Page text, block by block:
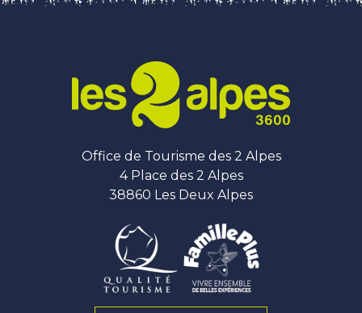
Office de Tourisme des 2 Alpes
4 Place des 2 Alpes
38860 Les Deux Alpes